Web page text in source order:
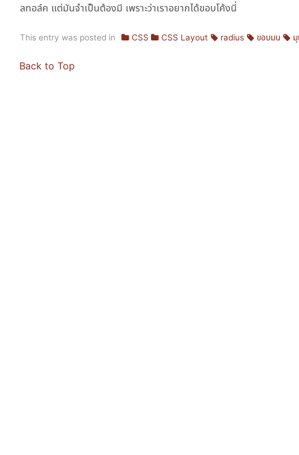
ลทอล์ค แต่มันจำเป็นต้องมี เพราะว่าเราอยากได้ขอบโค้งนี่
This entry was posted in CSS CSS Layout radius ขอบมน
Back to Top